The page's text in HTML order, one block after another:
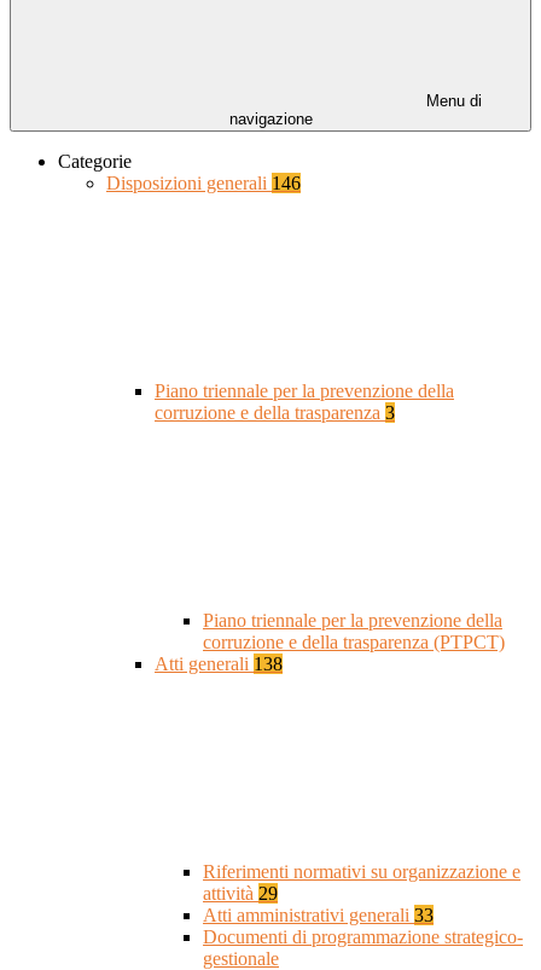
Menu di
navigazione
Categorie
Disposizioni generali 146
Piano triennale per la prevenzione della
corruzione e della trasparenza 3
Piano triennale per la prevenzione della
corruzione e della trasparenza (PTPCT)
Atti generali 138
Riferimenti normativi su organizzazione e
attività 29
Atti amministrativi generali 33
Documenti di programmazione strategico-
gestionale